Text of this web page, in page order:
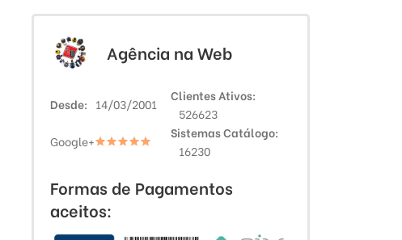
Agência na Web
Desde 14/03/2001
Clientes Ativos
526623
Google+
Sistemas Catálogo
16230
Formas de Pagamentos
aceitos: